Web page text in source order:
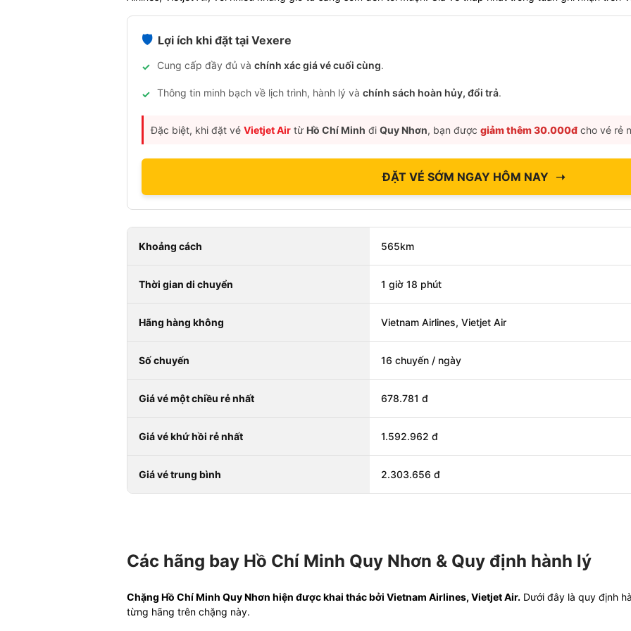
🛡️ Lợi ích khi đặt tại Vexere
✓ Cung cấp đầy đủ và chính xác giá vé cuối cùng.
✓ Thông tin minh bạch về lịch trình, hành lý và chính sách hoàn hủy, đổi trả.
Đặc biệt, khi đặt vé Vietjet Air từ Hồ Chí Minh đi Quy Nhơn, bạn được giảm thêm 30.000đ cho vé rẻ
ĐẶT VÉ SỚM NGAY HÔM NAY ➝
Khoảng cách 565km
Thời gian di chuyển 1 giờ 18 phút
Hãng hàng không Vietnam Airlines, Vietjet Air
Số chuyến 16 chuyến / ngày
Giá vé một chiều rẻ nhất 678.781 đ
Giá vé khứ hồi rẻ nhất 1.592.962 đ
Giá vé trung bình 2.303.656 đ
Các hãng bay Hồ Chí Minh Quy Nhơn & Quy định hành lý
Chặng Hồ Chí Minh Quy Nhơn hiện được khai thác bởi Vietnam Airlines, Vietjet Air. Dưới đây là quy định
từng hãng trên chặng này.